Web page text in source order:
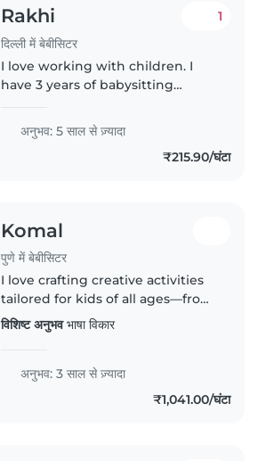
Rakhi
दिल्ली में बेबीसिटर
1
I love working with children. I
have 3 years of babysitting
babies and toddlers. I also have
experience with children with
special needs, particularly,
अनुभव: 5 साल से ज़्यादा
₹215.90/घंटा
Komal
पुणे में बेबीसिटर
I love crafting creative activities
tailored for kids of all ages—from
music and storytelling to fun
games. With 3 years of hands-on
learning playful...
विशिष्ट अनुभवभाषा विकार
अनुभव: 3 साल से ज़्यादा
₹1,041.00/घंटा